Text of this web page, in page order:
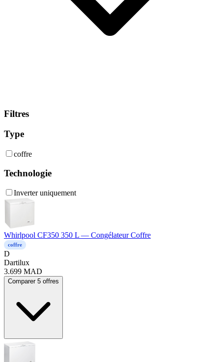
Filtres
Type
coffre
Technologie
Inverter uniquement
Whirlpool CF350 350 L — Congélateur Coffre
coffre
D
Dartilux
3.699 MAD
Comparer 5 offres